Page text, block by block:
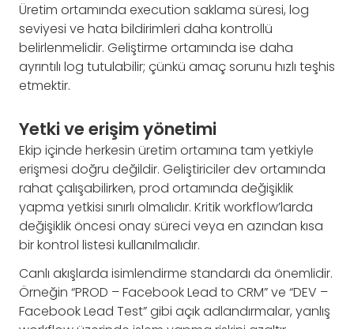
Üretim ortamında execution saklama süresi, log
seviyesi ve hata bildirimleri daha kontrollü
belirlenmelidir. Geliştirme ortamında ise daha
ayrıntılı log tutulabilir; çünkü amaç sorunu hızlı teşhis
etmektir.
Yetki ve erişim yönetimi
Ekip içinde herkesin üretim ortamına tam yetkiyle
erişmesi doğru değildir. Geliştiriciler dev ortamında
rahat çalışabilirken, prod ortamında değişiklik
yapma yetkisi sınırlı olmalıdır. Kritik workflow’larda
değişiklik öncesi onay süreci veya en azından kısa
bir kontrol listesi kullanılmalıdır.
Canlı akışlarda isimlendirme standardı da önemlidir.
Örneğin “PROD – Facebook Lead to CRM” ve “DEV –
Facebook Lead Test” gibi açık adlandırmalar, yanlış